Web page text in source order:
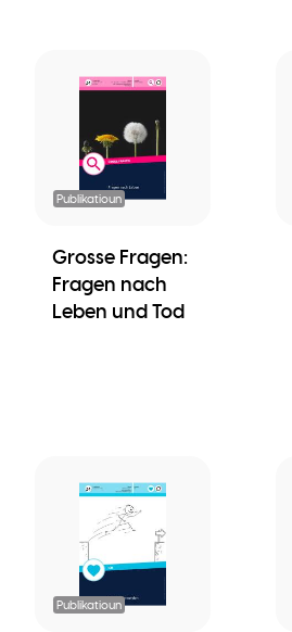
Publikatioun
Grosse Fragen:
Fragen nach
Leben und Tod
Publikatioun